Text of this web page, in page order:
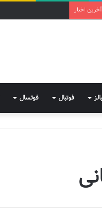
آخرین اخبار
فوتبال فوتسال